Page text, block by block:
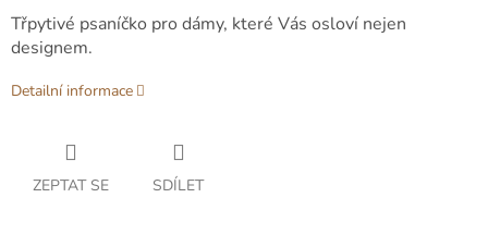
Třpytivé psaníčko pro dámy, které Vás osloví nejen
designem.
Detailní informace
ZEPTAT SE SDÍLET